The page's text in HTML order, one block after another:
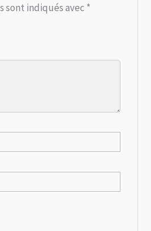
sont indiqués avec *